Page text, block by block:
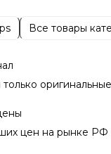
Все товары
цен на рынке РФ